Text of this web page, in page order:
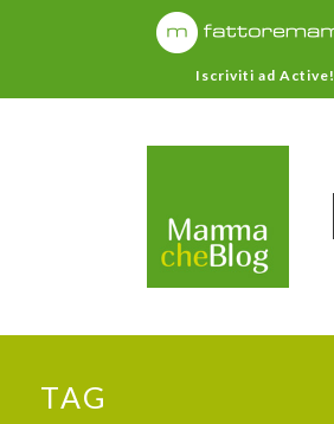
Iscriviti ad Active!
TAG